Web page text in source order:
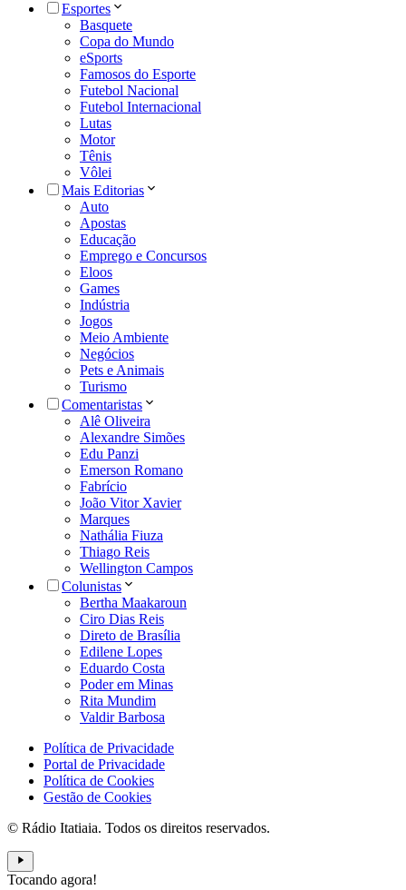
Esportes
Basquete
Copa do Mundo
eSports
Famosos do Esporte
Futebol Nacional
Futebol Internacional
Lutas
Motor
Tênis
Vôlei
Mais Editorias
Auto
Apostas
Educação
Emprego e Concursos
Eloos
Games
Indústria
Jogos
Meio Ambiente
Negócios
Pets e Animais
Turismo
Comentaristas
Alê Oliveira
Alexandre Simões
Edu Panzi
Emerson Romano
Fabrício
João Vitor Xavier
Marques
Nathália Fiuza
Thiago Reis
Wellington Campos
Colunistas
Bertha Maakaroun
Ciro Dias Reis
Direto de Brasília
Edilene Lopes
Eduardo Costa
Poder em Minas
Rita Mundim
Valdir Barbosa
Política de Privacidade
Portal de Privacidade
Política de Cookies
Gestão de Cookies
© Rádio Itatiaia. Todos os direitos reservados.
Tocando agora!